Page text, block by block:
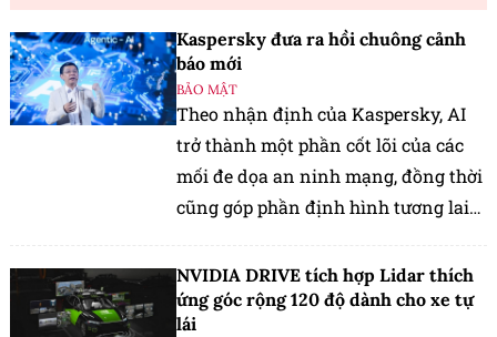
Kaspersky đưa ra hồi chuông cảnh
báo mới
BẢO MẬT
Theo nhận định của Kaspersky, AI
trở thành một phần cốt lõi của các
mối đe dọa an ninh mạng, đồng thời
cũng góp phần định hình tương lai
NVIDIA DRIVE tích hợp Lidar thích
ứng góc rộng 120 độ dành cho xe tự
lái